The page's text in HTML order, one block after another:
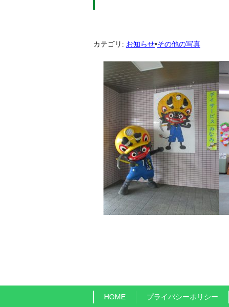
カテゴリ: お知らせ•その他の写真
HOME プライバシーポリシー